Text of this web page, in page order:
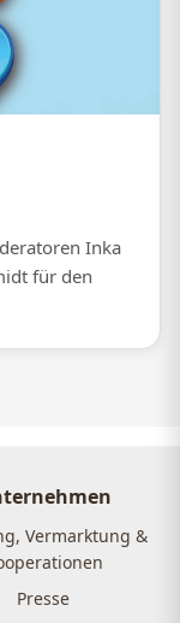
Inka
für den
Vermarktung &
Presse